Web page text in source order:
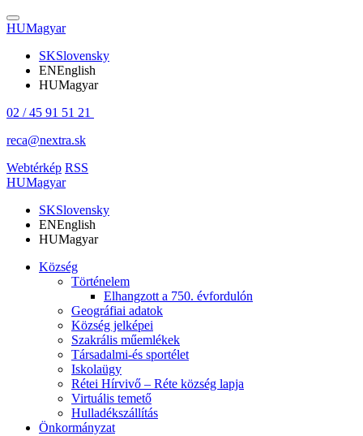
HUMagyar
SKSlovensky
ENEnglish
HUMagyar
02 / 45 91 51 21
reca@nextra.sk
Webtérkép RSS
HUMagyar
SKSlovensky
ENEnglish
HUMagyar
Község
Történelem
Elhangzott a 750. évfordulón
Geográfiai adatok
Község jelképei
Szakrális műemlékek
Társadalmi-és sportélet
Iskolaügy
Rétei Hírvivő – Réte község lapja
Virtuális temető
Hulladékszállítás
Önkormányzat